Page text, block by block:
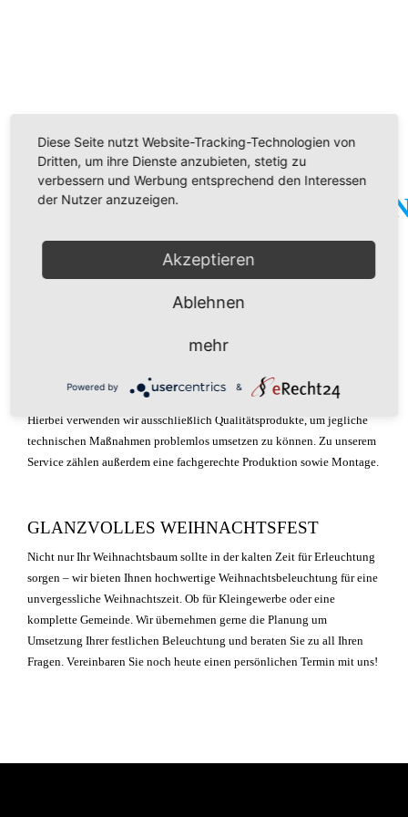
LICHTTECHNIK &
BELEUCHTUNG AUF HÖCHSTEM NIVEAU
INNOVATIVE LICHTTECHNIK
Lichtwerbung zählt zu den bedeutendsten Werbemitteln der heutigen
als LED-System, um Energie zu sparen oder als herkömmliche
Lichtanlage – beleuchtete Werbeschilder halten, was Sie versprechen.
Hierbei verwenden wir ausschließlich Qualitätsprodukte, um jegliche
technischen Maßnahmen problemlos umsetzen zu können. Zu unserem
Service zählen außerdem eine fachgerechte Produktion sowie Montage.
GLANZVOLLES WEIHNACHTSFEST
Nicht nur Ihr Weihnachtsbaum sollte in der kalten Zeit für Erleuchtung
sorgen – wir bieten Ihnen hochwertige Weihnachtsbeleuchtung für eine
unvergessliche Weihnachtszeit. Ob für Kleingewerbe oder eine
komplette Gemeinde. Wir übernehmen gerne die Planung um
Umsetzung Ihrer festlichen Beleuchtung und beraten Sie zu all Ihren
Fragen. Vereinbaren Sie noch heute einen persönlichen Termin mit uns!
Diese Seite nutzt Website-Tracking-Technologien von
Dritten, um ihre Dienste anzubieten, stetig zu
verbessern und Werbung entsprechend den Interessen
der Nutzer anzuzeigen.
Akzeptieren
Ablehnen
mehr
Powered by &